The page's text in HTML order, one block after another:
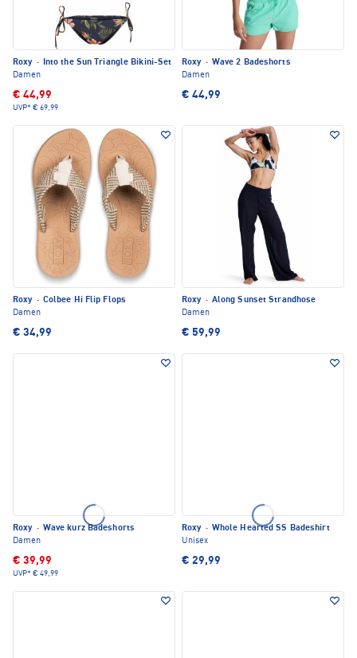
Roxy · Into the Sun Triangle Bikini-Set
Damen
€ 44,99
UVP* € 69,99
Roxy · Wave 2 Badeshorts
Damen
€ 44,99
Roxy · Colbee Hi Flip Flops
Damen
€ 34,99
Roxy · Along Sunset Strandhose
Damen
€ 59,99
Roxy · Wave kurz Badeshorts
Damen
€ 39,99
UVP* € 49,99
Roxy · Whole Hearted SS Badeshirt
Unisex
€ 29,99